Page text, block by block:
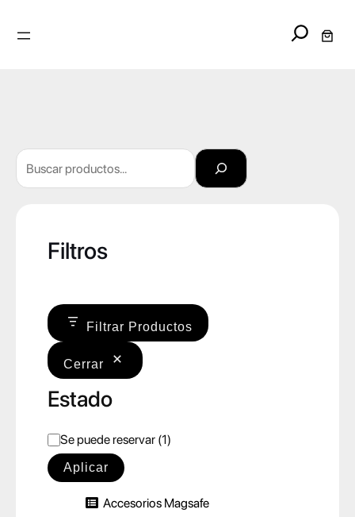
Search
Buscar
Filtros
Filtrar Productos
Cerrar
Estado
E
s
Se puede reservar (1)
Aplicar
Accesorios Magsafe